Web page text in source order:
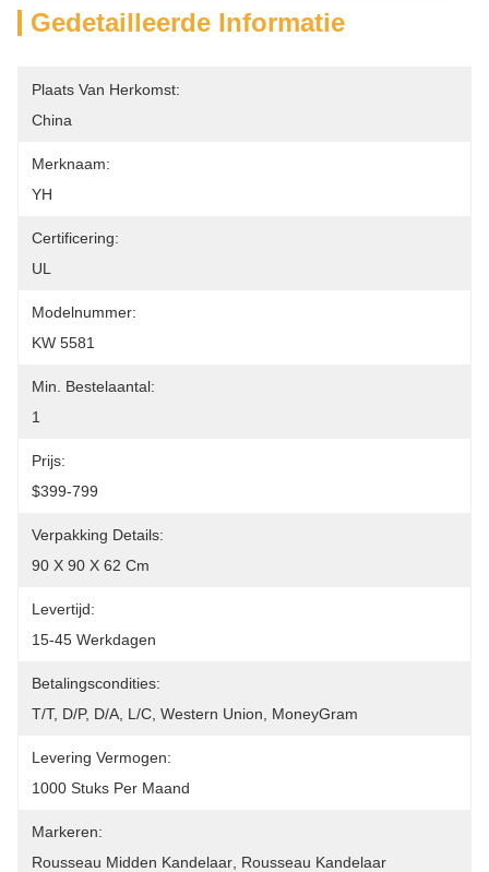
Gedetailleerde Informatie
Plaats Van Herkomst:
China
Merknaam:
YH
Certificering:
UL
Modelnummer:
KW 5581
Min. Bestelaantal:
1
Prijs:
$399-799
Verpakking Details:
90 X 90 X 62 Cm
Levertijd:
15-45 Werkdagen
Betalingscondities:
T/T, D/P, D/A, L/C, Western Union, MoneyGram
Levering Vermogen:
1000 Stuks Per Maand
Markeren:
Rousseau Midden Kandelaar Rousseau Kandelaar